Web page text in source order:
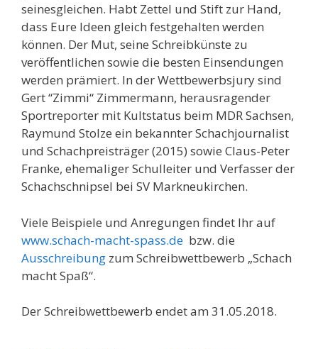
seinesgleichen. Habt Zettel und Stift zur Hand,
dass Eure Ideen gleich festgehalten werden
können. Der Mut, seine Schreibkünste zu
veröffentlichen sowie die besten Einsendungen
werden prämiert. In der Wettbewerbsjury sind
Gert “Zimmi“ Zimmermann, herausragender
Sportreporter mit Kultstatus beim MDR Sachsen,
Raymund Stolze ein bekannter Schachjournalist
und Schachpreisträger (2015) sowie Claus-Peter
Franke, ehemaliger Schulleiter und Verfasser der
Schachschnipsel bei SV Markneukirchen.
Viele Beispiele und Anregungen findet Ihr auf
www.schach-macht-spass.de bzw. die
Ausschreibung zum Schreibwettbewerb „Schach
macht Spaß“.
Der Schreibwettbewerb endet am 31.05.2018.